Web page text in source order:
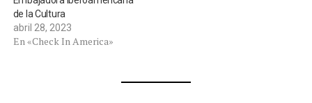
de la Cultura
abril 28, 2023
En «Check In America»